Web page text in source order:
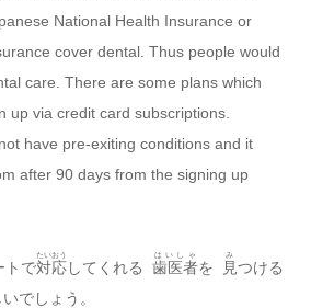
National Health Insurance or
cover dental. Thus people would
care. There are some plans which
up via credit card subscriptions.
have pre-exiting conditions and it
after 90 days from the signing up
トで対応
たいおう
してくれる 歯医者
はいしゃ
を 見
み
つける
でしょう。